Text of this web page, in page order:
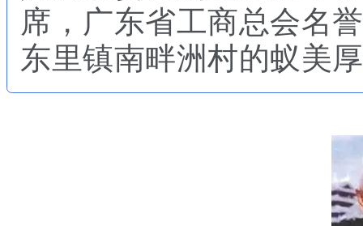
席，广东省工商总会名
东里镇南畔洲村的蚁美